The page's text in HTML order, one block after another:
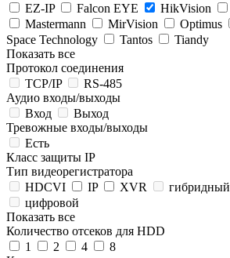
EZ-IP
Falcon EYE HikVision
Mastermann
MirVision Optimus
Space Technology
Tantos
Tiandy
Показать все
Протокол соединения
TCP/IP
RS-485
Аудио входы/выходы
Вход
Выход
Тревожные входы/выходы
Есть
Класс защиты IP
Тип видеорегистратора
HDCVI
IP XVR гибридный
цифровой
Показать все
Количество отсеков для HDD
1
2 4
8